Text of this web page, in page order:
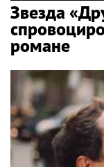
Звезда
романе